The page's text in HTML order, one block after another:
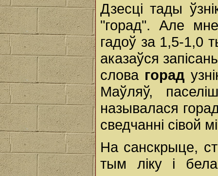
Дзесці тады
"горад". Але
гадоў за 1,5-1,0
аказаўся
слова горад
Маўляў,
называлася
сведчанні сівой
На санскрыце,
тым ліку і